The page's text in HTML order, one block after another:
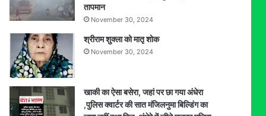
तापमान
November 30, 2024
श्रीराम शुक्ला को मातृ शोक
November 30, 2024
खाकी का ऐसा बसेरा, जहां पर छा गया अंधेरा
,पुलिस क्वार्टर की सात मंजिलनुमा बिल्डिंग का